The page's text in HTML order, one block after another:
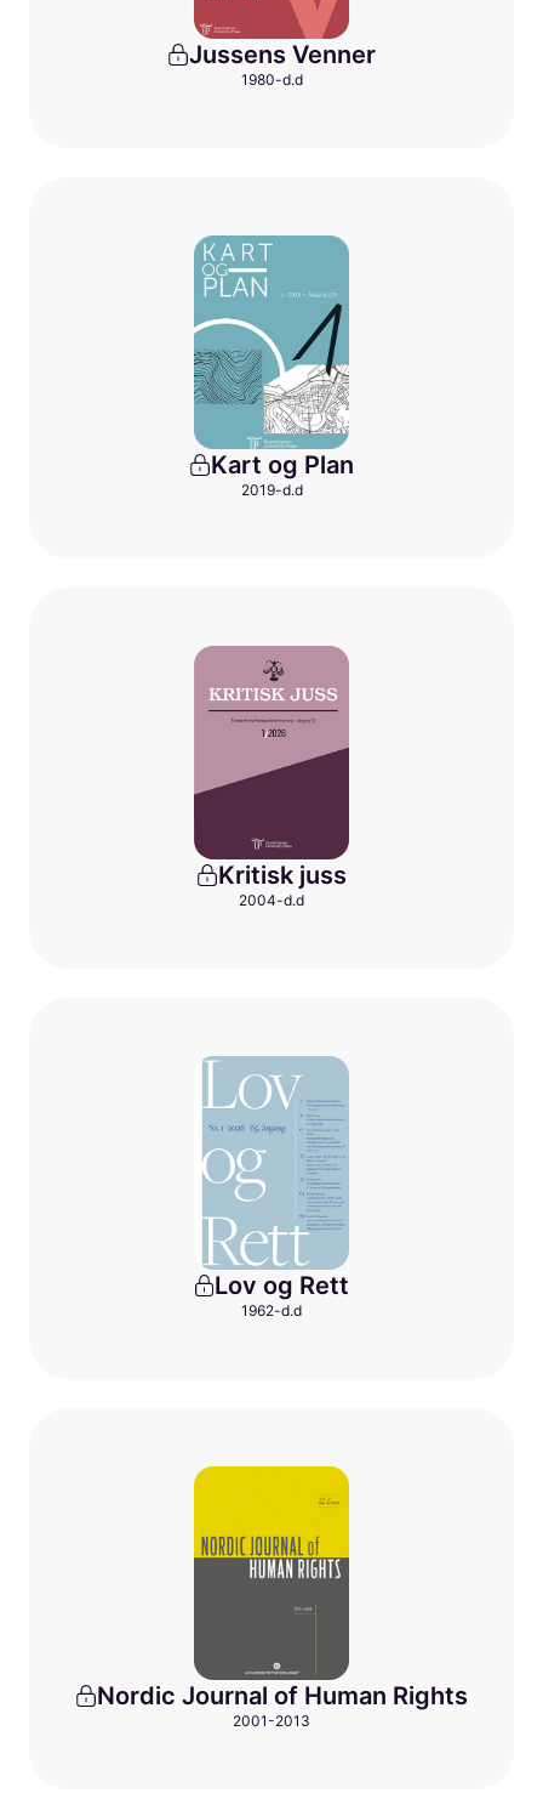
Jussens Venner
1980-d.d
Kart og Plan
2019-d.d
Kritisk juss
2004-d.d
Lov og Rett
1962-d.d
Nordic Journal of Human Rights
2001-2013